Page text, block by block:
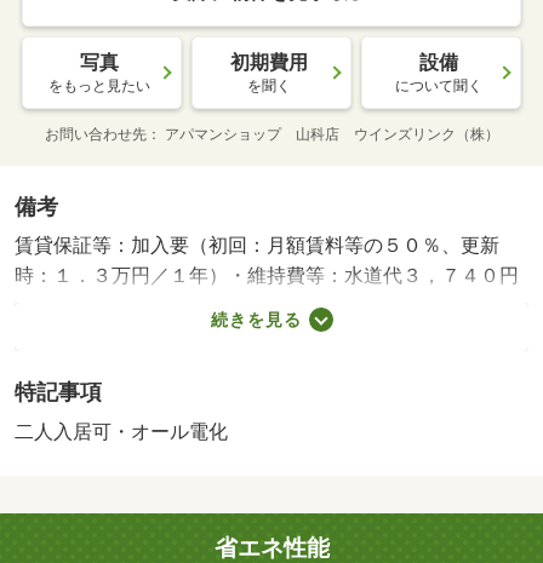
写真
をもっと見たい
初期費用
を聞く
設備
について聞く
お問い合わせ先 アパマンショップ 山科店 ウインズリンク（株）
備考
賃貸保証等：加入要（初回：月額賃料等の５０％、更新
時：１．３万円／１年）・維持費等：水道代３，７４０円
／月・ＪＲ琵琶湖線膳所駅から徒歩圏内 少し歩けば琵琶
湖が見える過ごしやすい環境が整っています 歩いてすぐ
んね 周辺にはお散歩コースもたくさん・バイク置場：な
し・駐輪場：有（３，３００円／月）/鍵交換代金 16500
続きを見る
特記事項
二人入居可・オール電化
省エネ性能